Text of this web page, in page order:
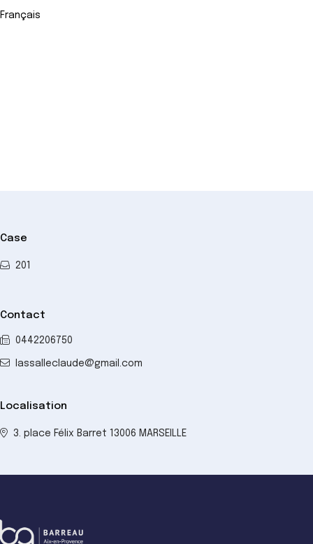
Français
Case
201
Contact
0442206750
lassalleclaude@gmail.com
Localisation
3. place Félix Barret 13006 MARSEILLE